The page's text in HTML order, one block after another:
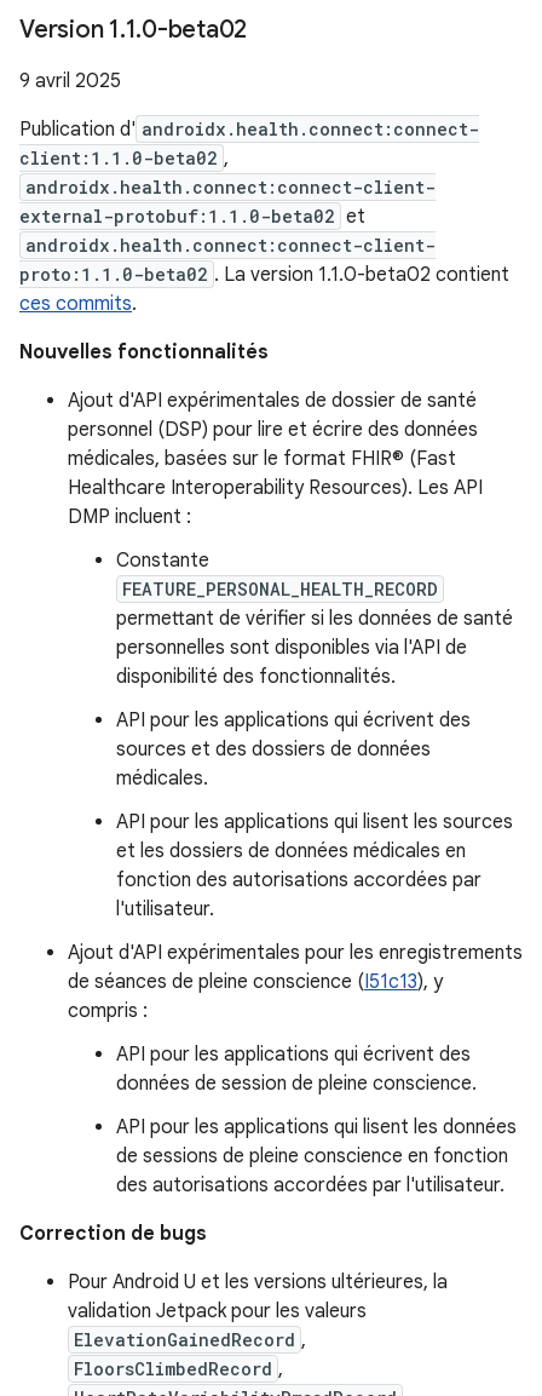
Version 1.1.0-beta02
9 avril 2025
Publication d' androidx.health.connect:connect-
client:1.1.0-beta02 ,
androidx.health.connect:connect-client-
external-protobuf:1.1.0-beta02 et
androidx.health.connect:connect-client-
proto:1.1.0-beta02 . La version 1.1.0-beta02 contient
ces commits.
Nouvelles fonctionnalités
Ajout d'API expérimentales de dossier de santé
personnel (DSP) pour lire et écrire des données
médicales, basées sur le format FHIR® (Fast
Healthcare Interoperability Resources). Les API
DMP incluent :
Constante
FEATURE_PERSONAL_HEALTH_RECORD
permettant de vérifier si les données de santé
personnelles sont disponibles via l'API de
disponibilité des fonctionnalités.
API pour les applications qui écrivent des
sources et des dossiers de données
médicales.
API pour les applications qui lisent les sources
et les dossiers de données médicales en
fonction des autorisations accordées par
l'utilisateur.
Ajout d'API expérimentales pour les enregistrements
de séances de pleine conscience (I51c13), y
compris :
API pour les applications qui écrivent des
données de session de pleine conscience.
API pour les applications qui lisent les données
de sessions de pleine conscience en fonction
des autorisations accordées par l'utilisateur.
Correction de bugs
Pour Android U et les versions ultérieures, la
validation Jetpack pour les valeurs
ElevationGainedRecord ,
FloorsClimbedRecord ,